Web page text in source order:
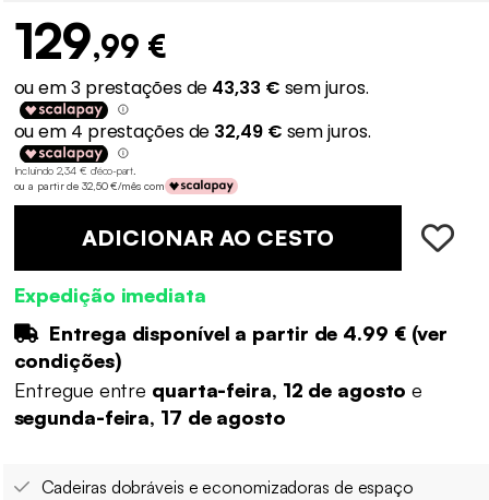
129,99 €
Incluindo 2,34 € d'éco-part.
ou a partir de 32,50 €/mês com
ADICIONAR AO CESTO
Expedição imediata
Entrega disponível a partir de 4.99 €(ver
condições)
Entregue entre quarta-feira, 12 de agostoe
segunda-feira, 17 de agosto
Cadeiras dobráveis e economizadoras de espaço